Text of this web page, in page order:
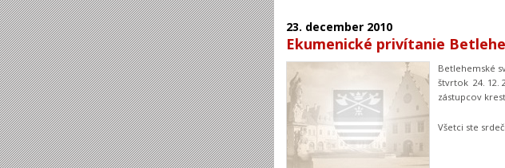
23. december 2010
Ekumenické privítanie
Betlehemské
štvrtok 24. 12.
zástupcov
Všetci ste